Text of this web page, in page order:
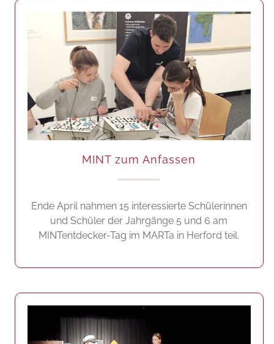
MINT zum Anfassen
Ende April nahmen 15 interessierte Schülerinnen
und Schüler der Jahrgänge 5 und 6 am
MINTentdecker-Tag im MARTa in Herford teil.